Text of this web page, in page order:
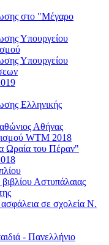
στο "Μέγαρο
Υπουργείου
Υπουργείου
Ελληνικής
Αθήνας
WTM 2018
Ωραία του Πέραν"
Αστυπάλαιας
ασφάλεια σε σχολεία Ν.
- Πανελλήνιο